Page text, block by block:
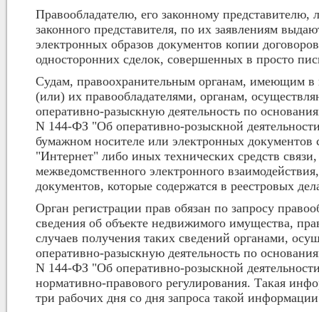
Правообладателю, его законному представителю,
законного представителя, по их заявлениям
электронных образов документов копии
односторонних сделок, совершенных в просто
Судам, правоохранительным органам, имеющим в
(или) их правообладателями, органам,
оперативно-разыскную деятельность по
N 144-ФЗ "Об оперативно-розыскной
бумажном носителе или электронных
"Интернет" либо иных технических средств
межведомственного электронного
документов, которые содержатся в реестровых
Орган регистрации прав обязан по запросу
сведения об объекте недвижимого имущества,
случаев получения таких сведений органами,
оперативно-разыскную деятельность по
N 144-ФЗ "Об оперативно-розыскной
нормативно-правового регулирования. Такая
три рабочих дня со дня запроса такой